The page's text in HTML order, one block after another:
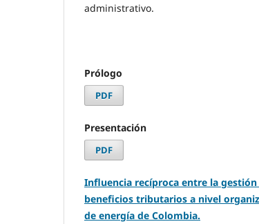
administrativo.
Prólogo
PDF
Presentación
PDF
Influencia recíproca entre la gestión
beneficios tributarios a nivel
de energía de Colombia.